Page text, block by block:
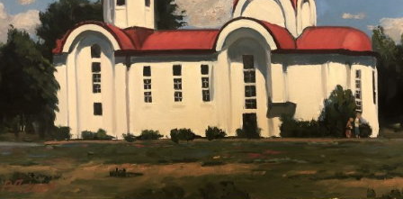
РАФАЭЛЬ ЛУКЬЯНОВ